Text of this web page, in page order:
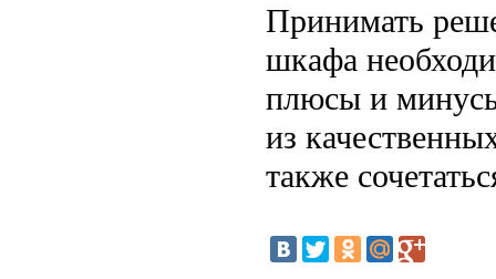
Принимать
шкафа
плюсы и
из
также